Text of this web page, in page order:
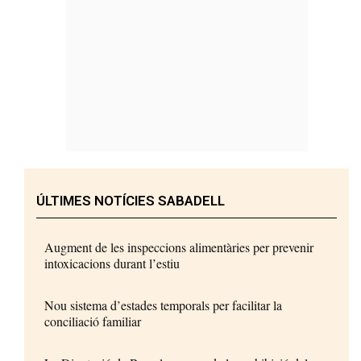
ÚLTIMES NOTÍCIES SABADELL
Augment de les inspeccions alimentàries per prevenir
intoxicacions durant l’estiu
Nou sistema d’estades temporals per facilitar la
conciliació familiar